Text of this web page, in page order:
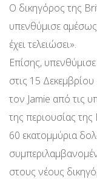
Ο δικηγόρος της
υπενθύμισε
έχει τελειώσει».
Επίσης,
στις 15
τον Jamie από τις
της περιουσίας
60 εκατομμύρια
στους νέους